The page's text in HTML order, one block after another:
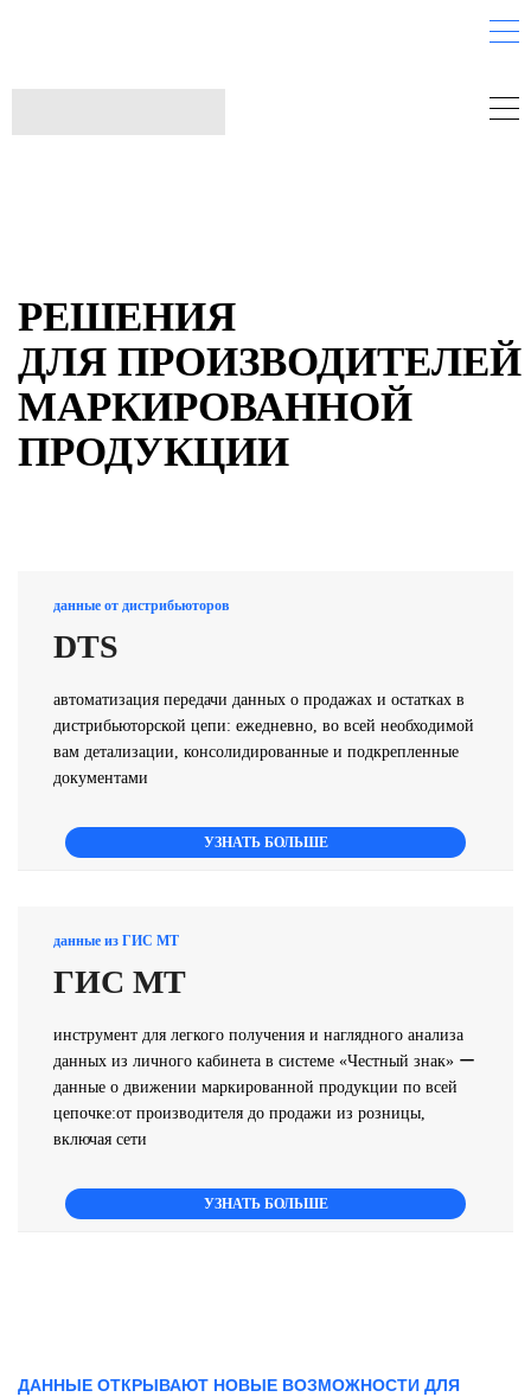
РЕШЕНИЯ
ДЛЯ ПРОИЗВОДИТЕЛЕЙ
МАРКИРОВАННОЙ
ПРОДУКЦИИ
данные от дистрибьюторов
DTS
автоматизация передачи данных о продажах и остатках в
дистрибьюторской цепи: ежедневно, во всей необходимой
вам детализации, консолидированные и подкрепленные
документами
УЗНАТЬ БОЛЬШЕ
данные из ГИС МТ
ГИС МТ
инструмент для легкого получения и наглядного анализа
данных из личного кабинета в системе «‎Честный знак» ー
данные о движении маркированной продукции по всей
цепочке:от производителя до продажи из розницы,
включая сети
УЗНАТЬ БОЛЬШЕ
ДАННЫЕ ОТКРЫВАЮТ НОВЫЕ ВОЗМОЖНОСТИ ДЛЯ